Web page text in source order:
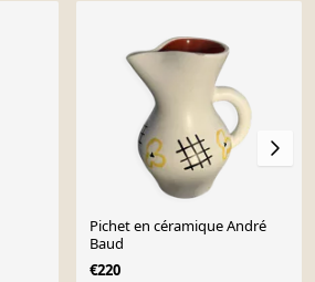
Pichet en céramique André
Baud
€220